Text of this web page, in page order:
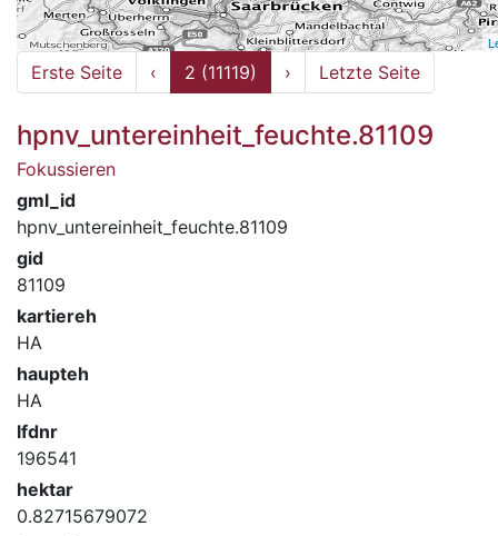
Erste Seite ‹ 2 (11119) › Letzte Seite
hpnv_untereinheit_feuchte.81109
Fokussieren
gml_id
hpnv_untereinheit_feuchte.81109
gid
81109
kartiereh
HA
haupteh
HA
lfdnr
196541
hektar
0.82715679072